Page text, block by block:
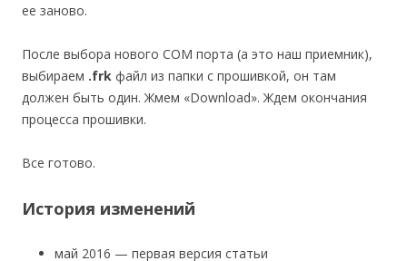
ее заново.
После выбора нового COM порта (а это наш приемник),
выбираем .frk файл из папки с прошивкой, он там
должен быть один. Жмем «Download». Ждем окончания
процесса прошивки.
Все готово.
История изменений
май 2016 — первая версия статьи